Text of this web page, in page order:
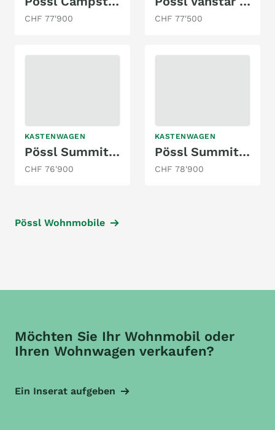
CHF 77'900 CHF 77'500
KASTENWAGEN
Pössl Summit 600 L Citroen
CHF 76'900
KASTENWAGEN
Pössl Summit 600 Plus Citroen 180 PS
CHF 78'900
Pössl Wohnmobile
Möchten Sie Ihr Wohnmobil oder
Ihren Wohnwagen verkaufen?
Ein Inserat aufgeben